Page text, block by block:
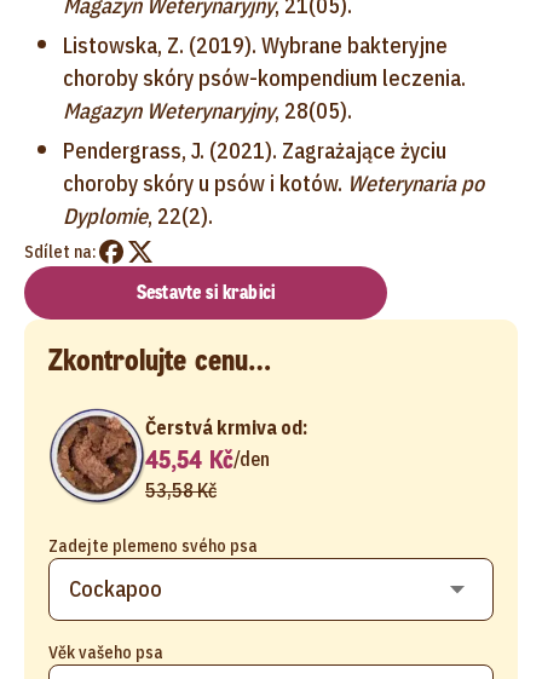
Listowska, Z. (2019). Wybrane bakteryjne
choroby skóry psów-kompendium leczenia.
Magazyn Weterynaryjny, 28(05).
Pendergrass, J. (2021). Zagrażające życiu
choroby skóry u psów i kotów. Weterynaria po
Dyplomie, 22(2).
Sdílet na:
Sestavte si krabici
Zkontrolujte cenu…
Zadejte plemeno svého psa
Věk vašeho psa
Čerstvá krmiva od:
45,54 Kč/den
53,58 Kč